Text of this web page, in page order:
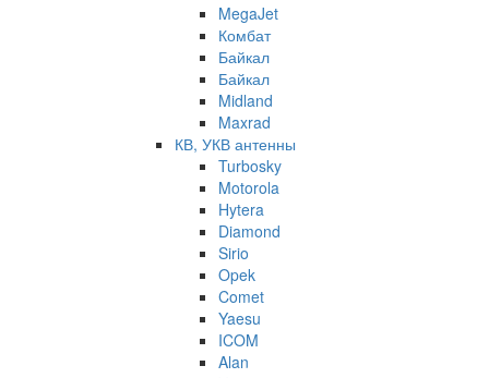
MegaJet
Комбат
Байкал
Байкал
Midland
Maxrad
КВ, УКВ антенны
Turbosky
Motorola
Hytera
Diamond
Sirio
Opek
Comet
Yaesu
ICOM
Alan